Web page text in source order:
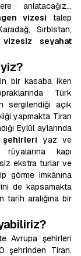
anlatacağız…
vizesi talep
Sırbistan,
vizesiz seyahat
bir kasaba iken
Türk
sergilendiği açık
yapmakta Tiran
Eylül aylarında
şehirleri yaz ve
kapı
ekstra turlar ve
görme imkânına
de kapsamakta
tarih aralığına bir
Avrupa şehirleri
şehrinden Tiran,